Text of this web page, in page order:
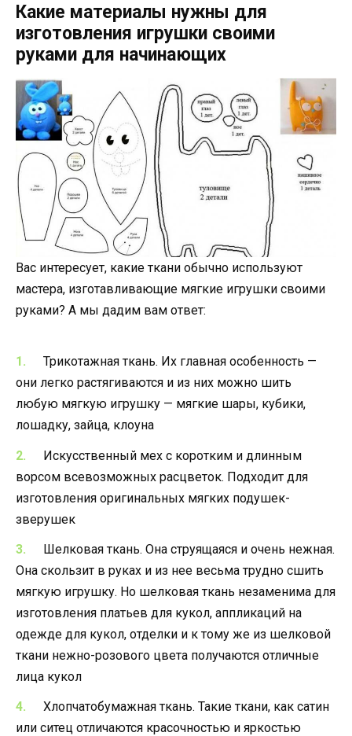
Какие материалы нужны для
изготовления игрушки своими
руками для начинающих
Вас интересует, какие ткани обычно используют
мастера, изготавливающие мягкие игрушки своими
руками? А мы дадим вам ответ:
Трикотажная ткань. Их главная особенность —
они легко растягиваются и из них можно шить
любую мягкую игрушку — мягкие шары, кубики,
лошадку, зайца, клоуна
Искусственный мех с коротким и длинным
ворсом всевозможных расцветок. Подходит для
изготовления оригинальных мягких подушек-
зверушек
Шелковая ткань. Она струящаяся и очень нежная.
Она скользит в руках и из нее весьма трудно сшить
мягкую игрушку. Но шелковая ткань незаменима для
изготовления платьев для кукол, аппликаций на
одежде для кукол, отделки и к тому же из шелковой
ткани нежно-розового цвета получаются отличные
лица кукол
Хлопчатобумажная ткань. Такие ткани, как сатин
или ситец отличаются красочностью и яркостью